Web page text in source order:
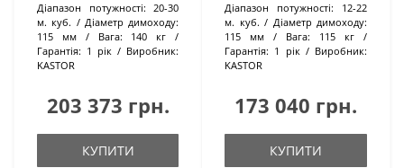
Діапазон потужності: 20-30
м. куб.
Діаметр димоходу:
115 мм
Вага:
140 кг
Гарантія: 1 рік
Виробник:
KASTOR
203 373 грн.
КУПИТИ
Діапазон потужності:
12-22
м. куб.
Діаметр димоходу:
115 мм
Вага:
115 кг
Гарантія: 1 рік
Виробник:
KASTOR
173 040 грн.
КУПИТИ